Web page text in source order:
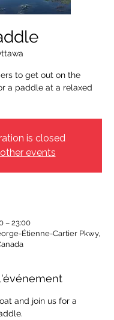
to get out on the
a paddle at a relaxed
is closed
events
– 23:00
Étienne-Cartier Pkwy,
and join us for a